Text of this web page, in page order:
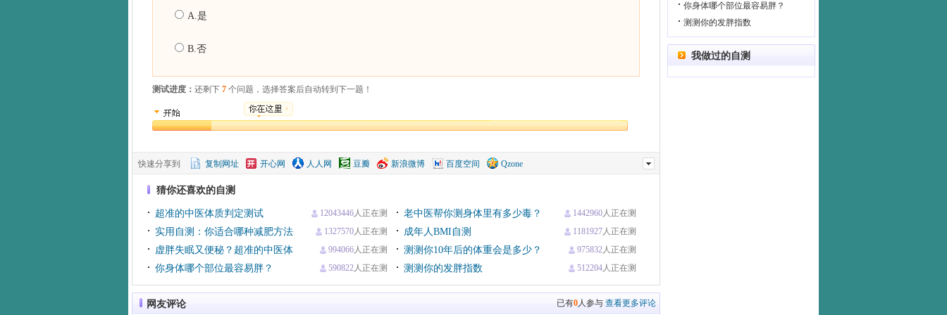
A.是
B.否
测试进度： 还剩下 7 个问题，选择答案后自动转到下一题！
快速分享到 复制网址 开心网 人人网 豆瓣 新浪微博 百度空间 Qzone
猜你还喜欢的自测
超准的中医体质判定测试 12043446人正在测 老中医帮你测身体里有多少毒？ 1442960人正在测
实用自测：你适合哪种减肥方法 1327570人正在测 成年人BMI自测 1181927人正在测
虚胖失眠又便秘？超准的中医体
质自测 养生必备
994066人正在测 测测你10年后的体重会是多少？ 975832人正在测
你身体哪个部位最容易胖？ 590822人正在测 测测你的发胖指数 512204人正在测
网友评论 已有0人参与 查看更多评论
你身体哪个部位最容易胖？
测测你的发胖指数
我做过的自测